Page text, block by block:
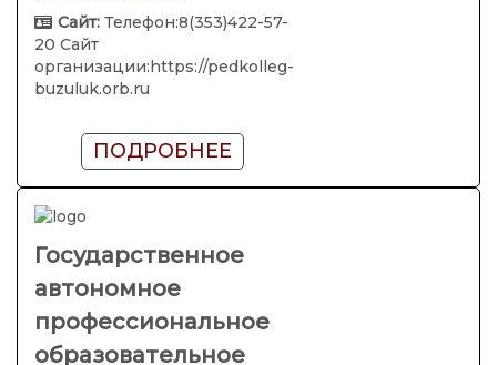
Сайт: Телефон:8(353)422-57-
20 Сайт
организации:https://pedkolleg-
buzuluk.orb.ru
ПОДРОБНЕЕ
Государственное
автономное
профессиональное
образовательное